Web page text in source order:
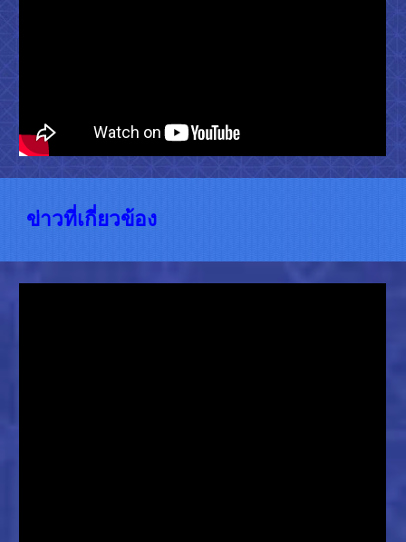
ข่าวที่เกี่ยวข้อง